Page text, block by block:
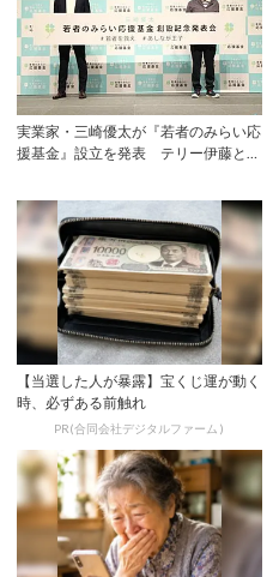
実業家・三崎優太が『若者のみらい応
援基金』設立を発表 テリー伊藤とト
【当選した人が暴露】宝くじ運が動く
時、必ずある前触れ
PR(合同会社デジタルファーム )